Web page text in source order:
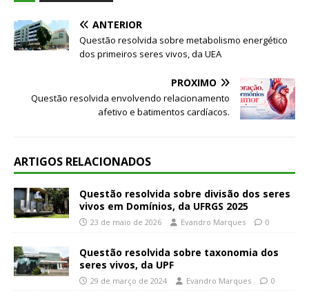
ANTERIOR
Questão resolvida sobre metabolismo energético
dos primeiros seres vivos, da UEA
PRÓXIMO
Questão resolvida envolvendo relacionamento
afetivo e batimentos cardíacos.
ARTIGOS RELACIONADOS
Questão resolvida sobre divisão dos seres
vivos em Domínios, da UFRGS 2025
23 de maio de 2026 Evandro Marques 0
Questão resolvida sobre taxonomia dos
seres vivos, da UPF
29 de março de 2024 Evandro Marques 0